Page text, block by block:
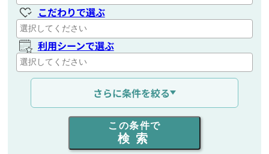
こだわりで選ぶ
利用シーンで選ぶ
通信距離を選ぶ
出力を選ぶ
同時通話人数を選ぶ
さらに条件を絞る
この条件で
検索